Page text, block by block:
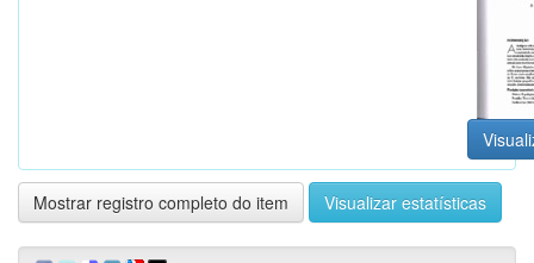
Mostrar registro completo do item Visualizar estatísticas